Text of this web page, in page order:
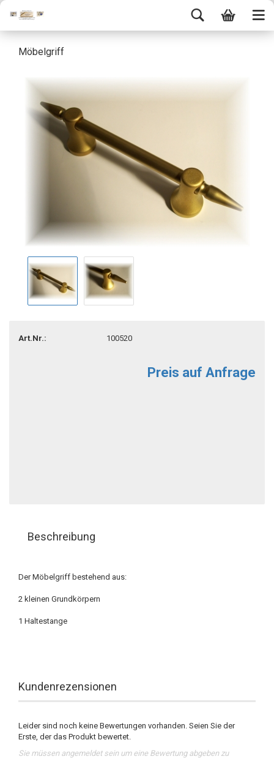
Möbelgriff
Art.Nr.: 100520
Preis auf Anfrage
Beschreibung
Der Möbelgriff bestehend aus:
2 kleinen Grundkörpern
1 Haltestange
Kundenrezensionen
Leider sind noch keine Bewertungen vorhanden. Seien Sie der
Erste, der das Produkt bewertet.
Sie müssen angemeldet sein um eine Bewertung abgeben zu